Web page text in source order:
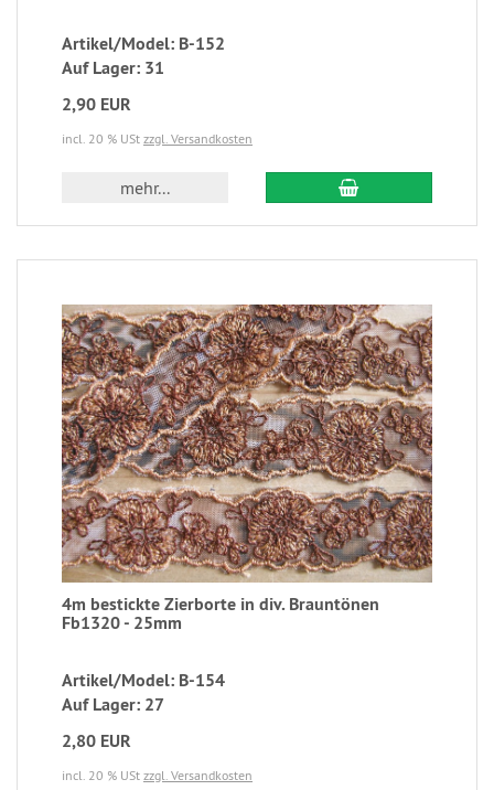
Artikel/Model: B-152
Auf Lager: 31
2,90 EUR
incl. 20 % USt zzgl. Versandkosten
mehr...
4m bestickte Zierborte in div. Brauntönen
Fb1320 - 25mm
Artikel/Model: B-154
Auf Lager: 27
2,80 EUR
incl. 20 % USt zzgl. Versandkosten